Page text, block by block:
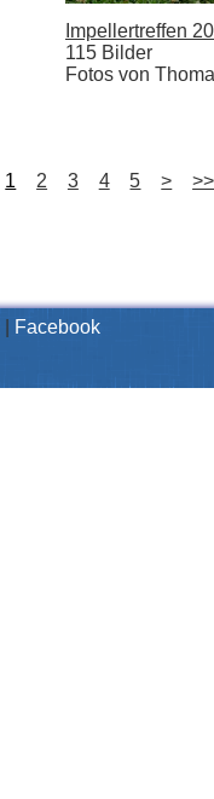
Impellertreffen
115 Bilder
Fotos von
1 2 3 4 5 >
>>
Facebook